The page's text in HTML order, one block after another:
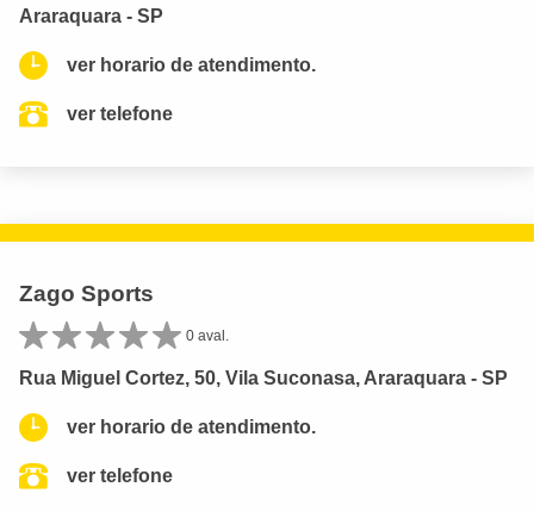
Araraquara - SP
ver horario de atendimento.
ver telefone
Zago Sports
0 aval.
Rua Miguel Cortez, 50, Vila Suconasa, Araraquara - SP
ver horario de atendimento.
ver telefone